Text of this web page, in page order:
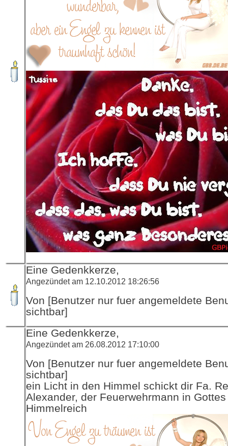
Eine Gedenkkerze,
Angezündet am 12.10.2012 18:26:56
Von [Benutzer nur fuer angemeldete
sichtbar]
Eine Gedenkkerze,
Angezündet am 26.08.2012 17:10:00
Von [Benutzer nur fuer angemeldete
sichtbar]
ein Licht in den Himmel schickt dir Fa.
Alexander, der Feuerwehrmann in Gottes
Himmelreich